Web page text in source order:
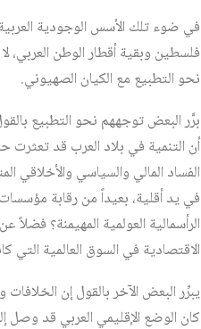
في ضوء تلك الأسس الوجودية
فلسطين وبقية أقطار الوطن العربي،
نحو التطبيع مع الكيان الصهيوني.
برَّر البعض توجههم نحو التطبيع
أن التنمية في بلاد العرب قد تعثرت
الفساد المالي والسياسي والأخلاقي
في يد أقلية، بعيداً من رقابة مؤسسات
الرأسمالية العولمية المهيمنة؟
الاقتصادية في السوق العالمية
يبرِّر البعض الآخر بالقول إن
كان الوضع الإقليمي العربي قد وصل